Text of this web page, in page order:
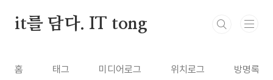
it를 담다. IT tong
홈 태그 미디어로그 위치로그 방명록